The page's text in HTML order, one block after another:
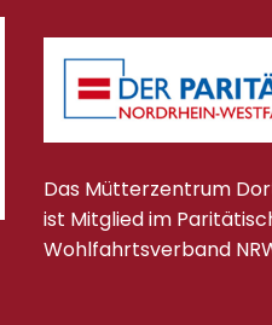
Das Mütterzentrum
ist Mitglied im
Wohlfahrtsverband